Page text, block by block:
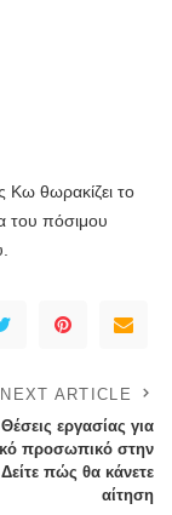
θωρακίζει το
του πόσιμου
NEXT ARTICLE
εργασίας για
προσωπικό στην
πώς θα κάνετε
αίτηση